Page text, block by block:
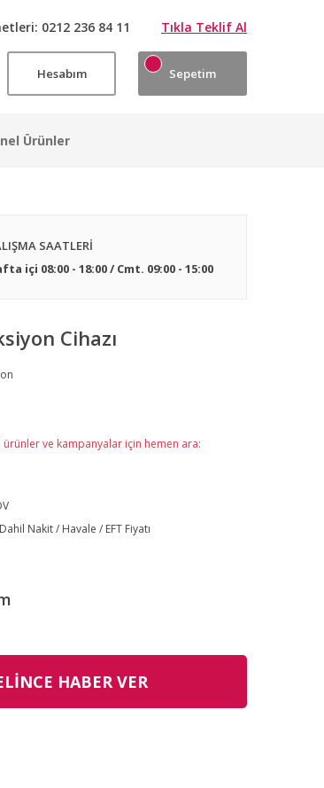
0212 236 84 11 Tıkla Teklif Al
Hesabım Sepetim
Ürünler
SAATLERİ
içi 08:00 - 18:00 / Cmt. 09:00 - 15:00
Cihazı
ürünler ve kampanyalar için hemen ara:
Nakit / Havale / EFT Fiyatı
HABER VER